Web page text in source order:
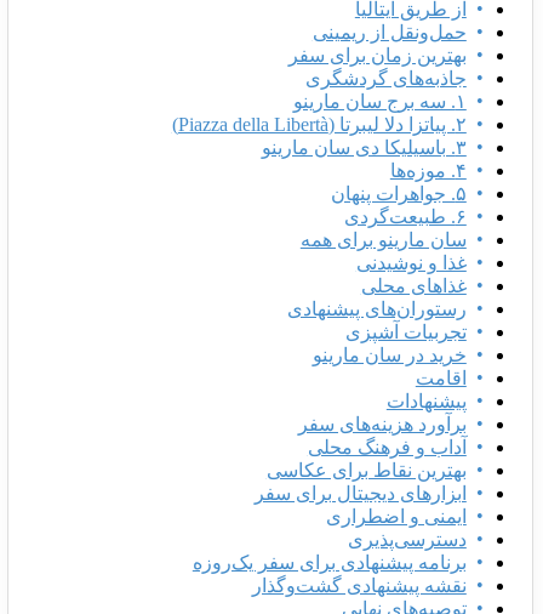
از طریق ایتالیا
حمل‌ونقل از ریمینی
بهترین زمان برای سفر
جاذبه‌های گردشگری
۱. سه برج سان مارینو
۲. پیاتزا دلا لیبرتا (Piazza della Libertà)
۳. باسیلیکا دی سان مارینو
۴. موزه‌ها
۵. جواهرات پنهان
۶. طبیعت‌گردی
سان مارینو برای همه
غذا و نوشیدنی
غذاهای محلی
رستوران‌های پیشنهادی
تجربیات آشپزی
خرید در سان مارینو
اقامت
پیشنهادات
برآورد هزینه‌های سفر
آداب و فرهنگ محلی
بهترین نقاط برای عکاسی
ابزارهای دیجیتال برای سفر
ایمنی و اضطراری
دسترسی‌پذیری
برنامه پیشنهادی برای سفر یک‌روزه
نقشه پیشنهادی گشت‌وگذار
توصیه‌های نهایی